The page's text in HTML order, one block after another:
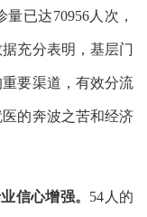
已达70956人次，
充分表明，基层门
要渠道，有效分流
的奔波之苦和经济
信心增强。 54人的